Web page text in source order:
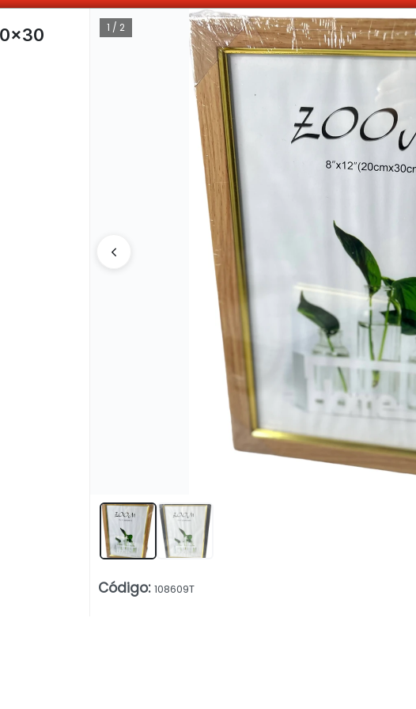
1 / 2
Código: 108609T
ABONANDO DE CONTADO , MAS COMPRAS MAS DESCUENTOS OBTENES
CÓMO COMPRAR QUIÉNES SOMOS
COMO LLEGAR